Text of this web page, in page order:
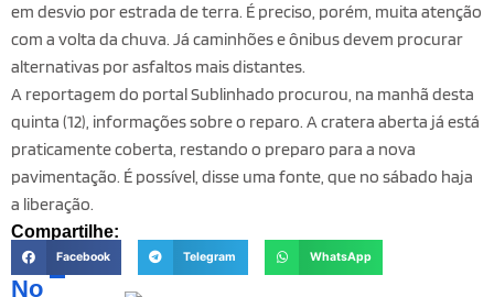
em desvio por estrada de terra. É preciso, porém, muita atenção
com a volta da chuva. Já caminhões e ônibus devem procurar
alternativas por asfaltos mais distantes.
A reportagem do portal Sublinhado procurou, na manhã desta
quinta (12), informações sobre o reparo. A cratera aberta já está
praticamente coberta, restando o preparo para a nova
pavimentação. É possível, disse uma fonte, que no sábado haja
a liberação.
Compartilhe:
Facebook Telegram WhatsApp
No